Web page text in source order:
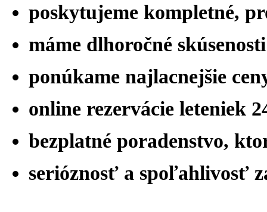
poskytujeme kompletné,
máme dlhoročné
ponúkame najlacnejšie
online rezervácie leteniek
bezplatné poradenstvo,
serióznosť a spoľahlivosť